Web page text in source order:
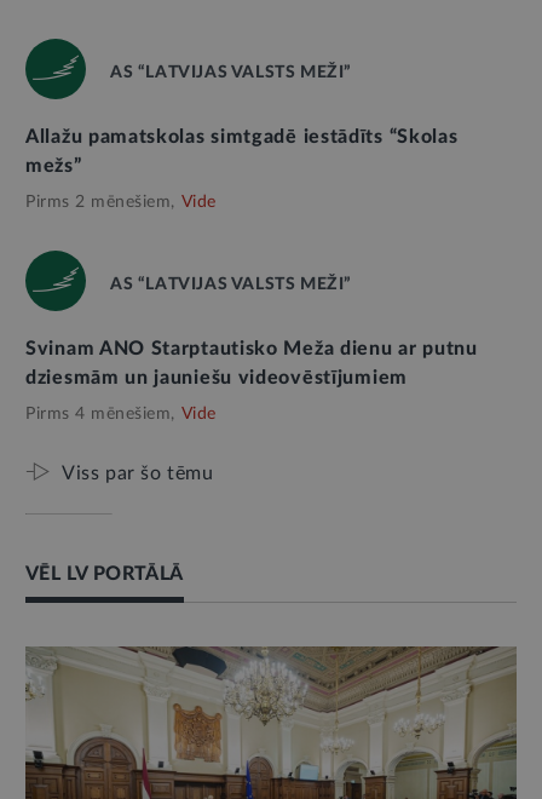
AS “LATVIJAS VALSTS MEŽI”
Allažu pamatskolas simtgadē iestādīts “Skolas
mežs”
Pirms 2 mēnešiem, Vide
AS “LATVIJAS VALSTS MEŽI”
Svinam ANO Starptautisko Meža dienu ar putnu
dziesmām un jauniešu videovēstījumiem
Pirms 4 mēnešiem, Vide
Viss par šo tēmu
VĒL LV PORTĀLĀ